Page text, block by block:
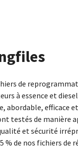
de
à essence et
abordable, efficace
testés de manière
et sécurité
% de nos fichiers de